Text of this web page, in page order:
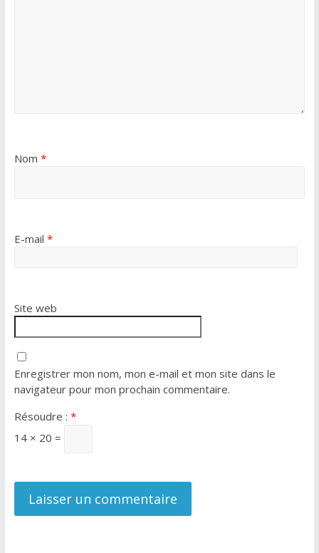
Nom *
E-mail *
Site web
Enregistrer mon nom, mon e-mail et mon site dans le
navigateur pour mon prochain commentaire.
Résoudre : *
14 × 20 =